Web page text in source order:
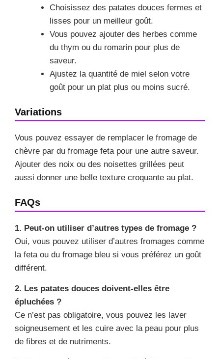
Choisissez des patates douces fermes et
lisses pour un meilleur goût.
Vous pouvez ajouter des herbes comme
du thym ou du romarin pour plus de
saveur.
Ajustez la quantité de miel selon votre
goût pour un plat plus ou moins sucré.
Variations
Vous pouvez essayer de remplacer le fromage de
chèvre par du fromage feta pour une autre saveur.
Ajouter des noix ou des noisettes grillées peut
aussi donner une belle texture croquante au plat.
FAQs
1. Peut-on utiliser d’autres types de fromage ?
Oui, vous pouvez utiliser d’autres fromages comme
la feta ou du fromage bleu si vous préférez un goût
différent.
2. Les patates douces doivent-elles être
épluchées ?
Ce n’est pas obligatoire, vous pouvez les laver
soigneusement et les cuire avec la peau pour plus
de fibres et de nutriments.